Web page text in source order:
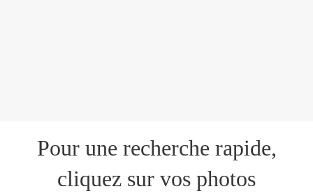
Pour une recherche rapide,
cliquez sur vos photos